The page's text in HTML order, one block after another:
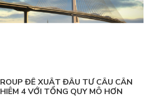
ĐỀ XUẤT ĐẦU TƯ CẦU CẦN
4 VỚI TỔNG QUY MÔ HƠN